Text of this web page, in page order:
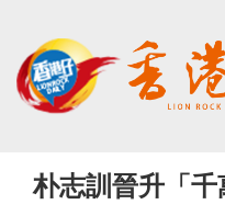
朴志訓晉升「千